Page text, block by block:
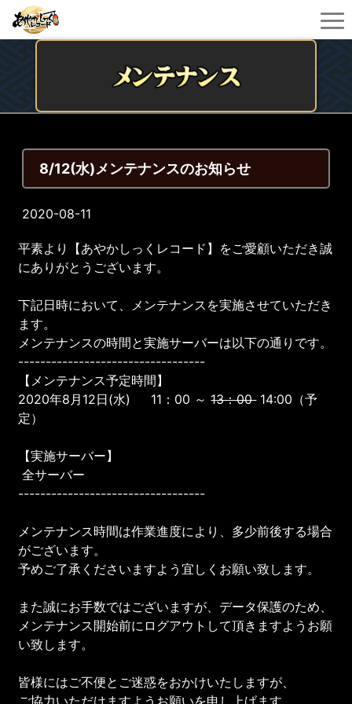
8/12(水)メンテナンスのお知らせ
2020-08-11
平素より【あやかしっくレコード】をご愛顧いただき誠
にありがとうございます。
下記日時において、メンテナンスを実施させていただき
ます。
メンテナンスの時間と実施サーバーは以下の通りです。
----------------------------------
【メンテナンス予定時間】
2020年8月12日(水) 11：00 ～13：0014:00（予
定）
【実施サーバー】
全サーバー
----------------------------------
メンテナンス時間は作業進度により、多少前後する場合
がございます。
予めご了承くださいますよう宜しくお願い致します。
また誠にお手数ではございますが、データ保護のため、
メンテナンス開始前にログアウトして頂きますようお願
い致します。
皆様にはご不便とご迷惑をおかけいたしますが、
ご協力いただけますようお願いを申し上げます。